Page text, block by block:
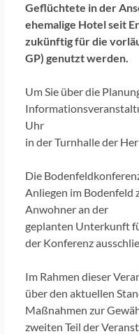
Geflüchtete in der
ehemalige Hotel seit
zukünftig für die
GP) genutzt werden.
Um Sie über die
Uhr
in der Turnhalle der
Die
Anliegen im Bodenfeld
Anwohner an der
geplanten Unterkunft
der Konferenz
Im Rahmen dieser
über den aktuellen
Maßnahmen zur
zweiten Teil der